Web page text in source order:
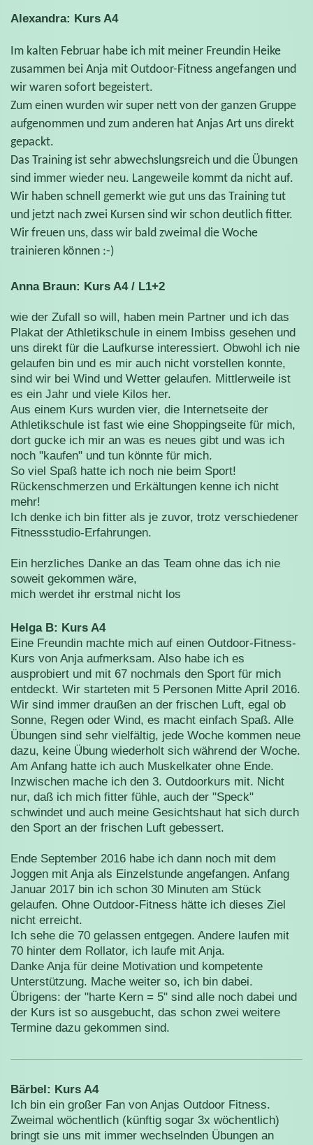
Alexandra: Kurs A4
Im kalten Februar habe ich mit meiner Freundin Heike
zusammen bei Anja mit Outdoor-Fitness angefangen und
wir waren sofort begeistert.
Zum einen wurden wir super nett von der ganzen Gruppe
aufgenommen und zum anderen hat Anjas Art uns direkt
gepackt.
Das Training ist sehr abwechslungsreich und die Übungen
sind immer wieder neu. Langeweile kommt da nicht auf.
Wir haben schnell gemerkt wie gut uns das Training tut
und jetzt nach zwei Kursen sind wir schon deutlich fitter.
Wir freuen uns, dass wir bald zweimal die Woche
trainieren können :-)
Anna Braun: Kurs A4 / L1+2
wie der Zufall so will, haben mein Partner und ich das
Plakat der Athletikschule in einem Imbiss gesehen und
uns direkt für die Laufkurse interessiert. Obwohl ich nie
gelaufen bin und es mir auch nicht vorstellen konnte,
sind wir bei Wind und Wetter gelaufen. Mittlerweile ist
es ein Jahr und viele Kilos her.
Aus einem Kurs wurden vier, die Internetseite der
Athletikschule ist fast wie eine Shoppingseite für mich,
dort gucke ich mir an was es neues gibt und was ich
noch "kaufen" und tun könnte für mich.
So viel Spaß hatte ich noch nie beim Sport!
Rückenschmerzen und Erkältungen kenne ich nicht
mehr!
Ich denke ich bin fitter als je zuvor, trotz verschiedener
Fitnessstudio-Erfahrungen.
Ein herzliches Danke an das Team ohne das ich nie
soweit gekommen wäre,
mich werdet ihr erstmal nicht los
Helga B: Kurs A4
Eine Freundin machte mich auf einen Outdoor-Fitness-
Kurs von Anja aufmerksam. Also habe ich es
ausprobiert und mit 67 nochmals den Sport für mich
entdeckt. Wir starteten mit 5 Personen Mitte April 2016.
Wir sind immer draußen an der frischen Luft, egal ob
Sonne, Regen oder Wind, es macht einfach Spaß. Alle
Übungen sind sehr vielfältig, jede Woche kommen neue
dazu, keine Übung wiederholt sich während der Woche.
Am Anfang hatte ich auch Muskelkater ohne Ende.
Inzwischen mache ich den 3. Outdoorkurs mit. Nicht
nur, daß ich mich fitter fühle, auch der "Speck"
schwindet und auch meine Gesichtshaut hat sich durch
den Sport an der frischen Luft gebessert.
Ende September 2016 habe ich dann noch mit dem
Joggen mit Anja als Einzelstunde angefangen. Anfang
Januar 2017 bin ich schon 30 Minuten am Stück
gelaufen. Ohne Outdoor-Fitness hätte ich dieses Ziel
nicht erreicht.
Ich sehe die 70 gelassen entgegen. Andere laufen mit
70 hinter dem Rollator, ich laufe mit Anja.
Danke Anja für deine Motivation und kompetente
Unterstützung. Mache weiter so, ich bin dabei.
Übrigens: der "harte Kern = 5" sind alle noch dabei und
der Kurs ist so ausgebucht, das schon zwei weitere
Termine dazu gekommen sind.
Bärbel: Kurs A4
Ich bin ein großer Fan von Anjas Outdoor Fitness.
Zweimal wöchentlich (künftig sogar 3x wöchentlich)
bringt sie uns mit immer wechselnden Übungen an